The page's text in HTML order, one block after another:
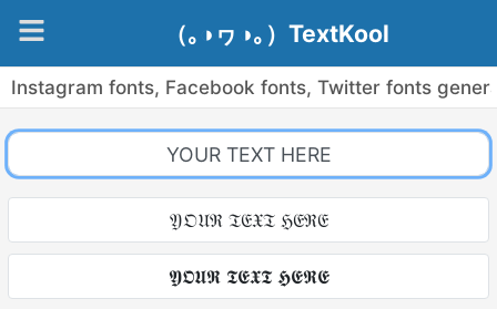
（｡◑ヮ◑｡）TextKool
Instagram fonts, Facebook fonts, Twitter fonts
𝔜𝔒𝔘ℜ 𝔗𝔈𝔛𝔗 ℌ𝔈ℜ𝔈
𝖄𝕺𝖀𝕽 𝕿𝕰𝖃𝕿 𝕳𝕰𝕽𝕰